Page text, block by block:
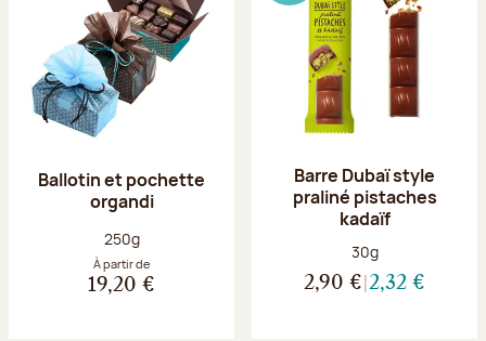
Ballotin et pochette
organdi
Poids net :
250g
À partir de
19,20 €
Barre Dubaï style
praliné pistaches
kadaïf
Poids net :
30g
2,90 € 2,32 €